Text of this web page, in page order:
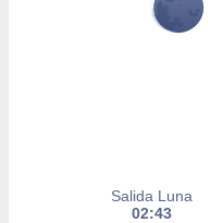
Salida Luna
02:43